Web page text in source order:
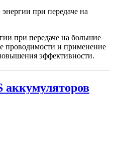
при передаче на большие
проводимости и применение
эффективности.
аккумуляторов